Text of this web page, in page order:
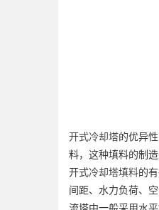
开式冷却塔的优异
料，这种填料的制
开式冷却塔填料的
间距、水力负荷、
流塔中一般采用水